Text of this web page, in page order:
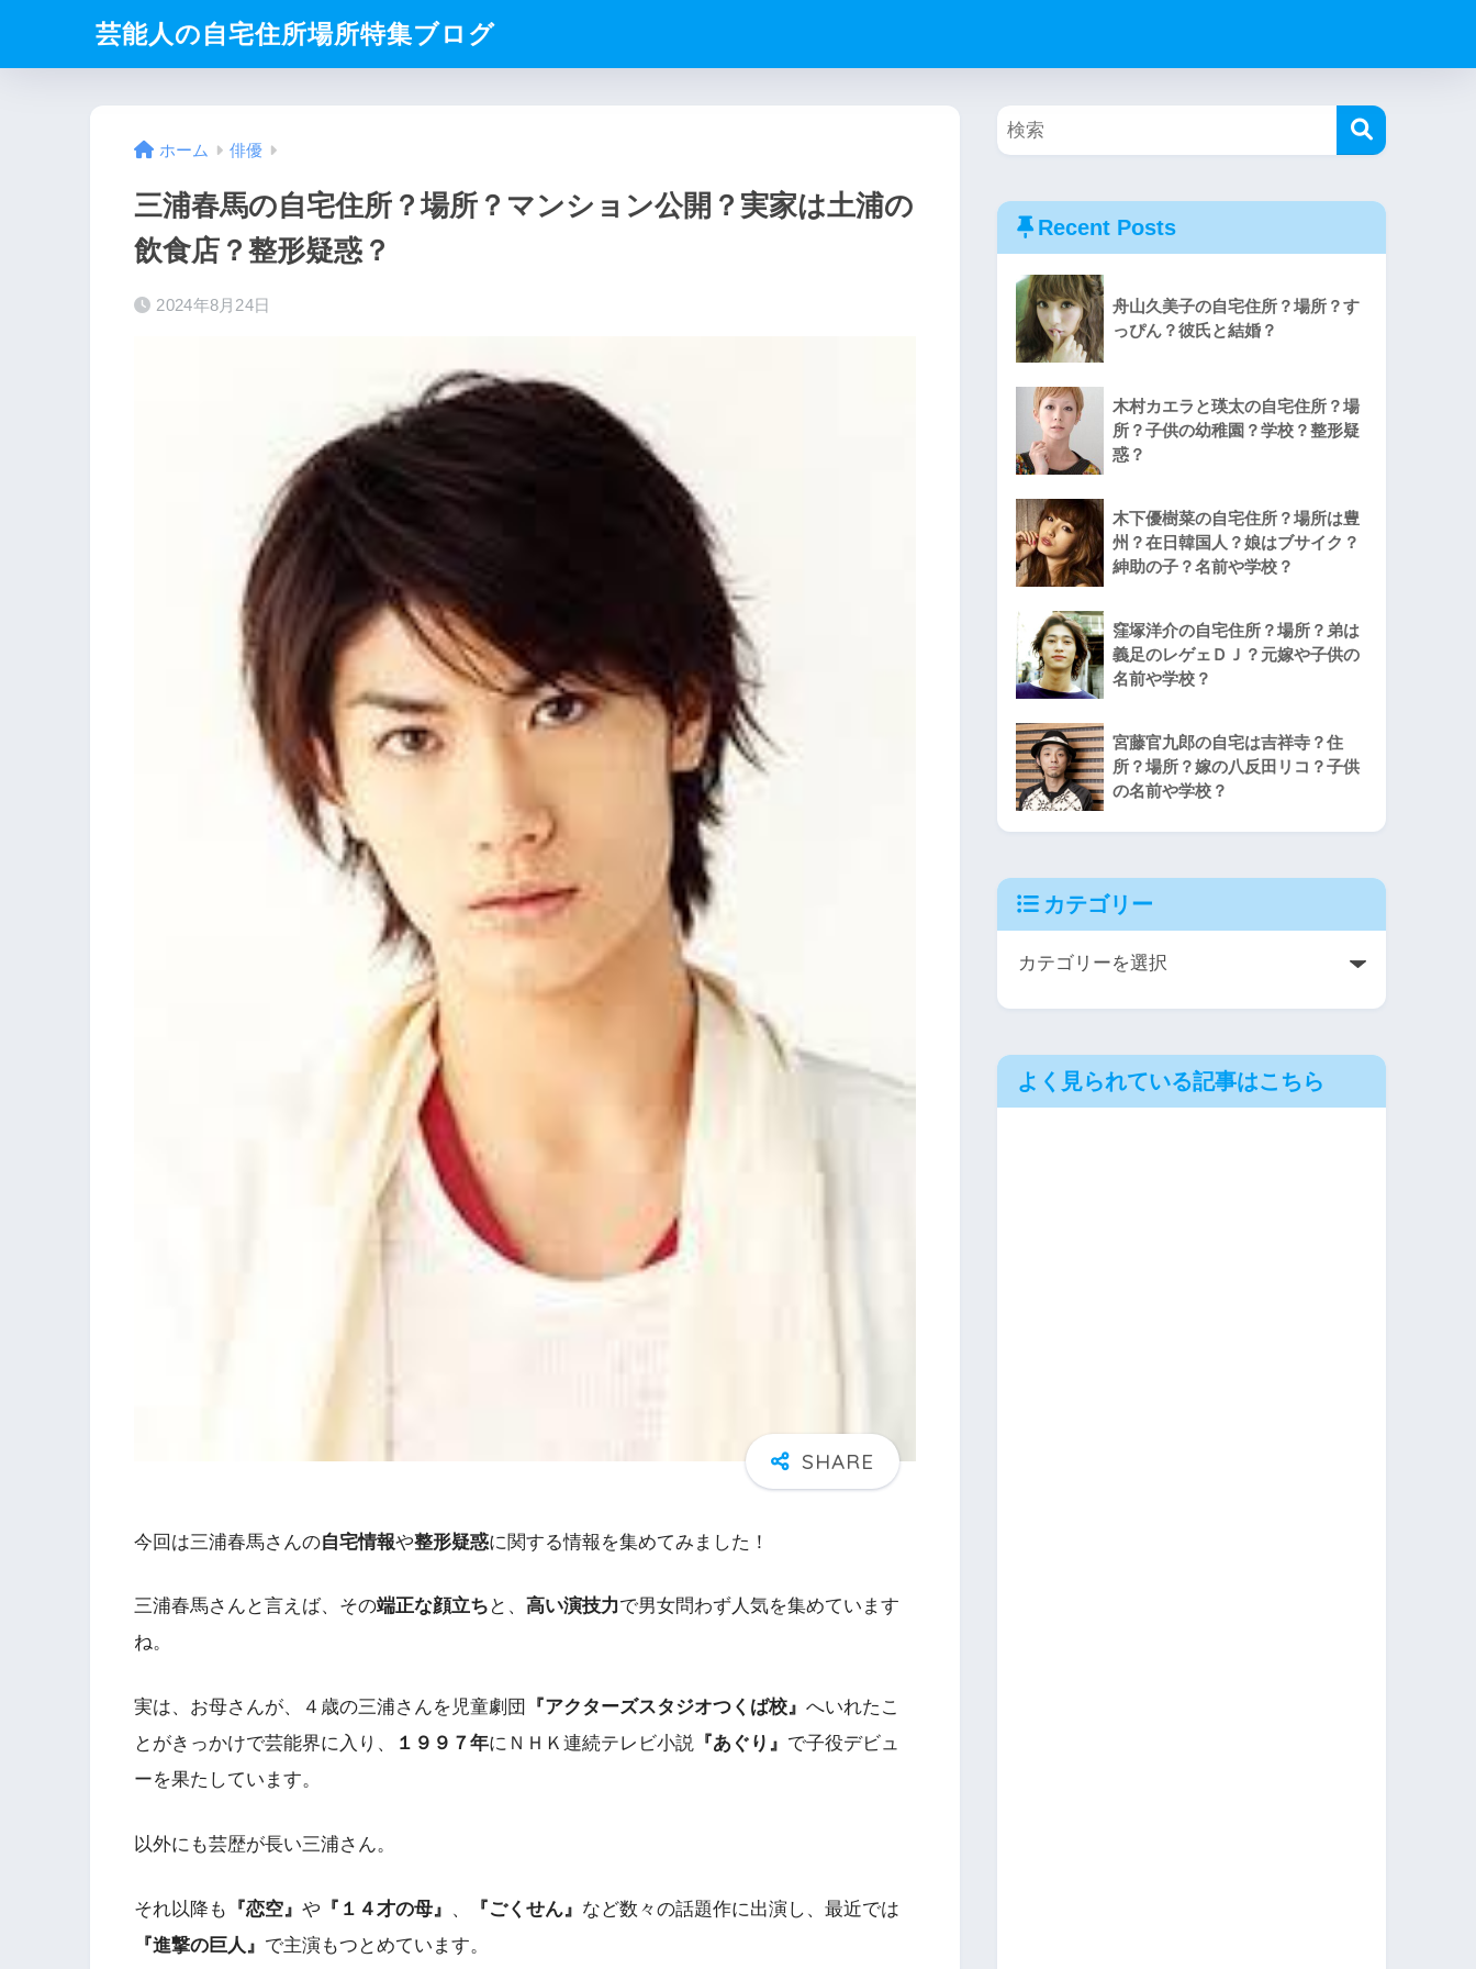
芸能人の自宅住所場所特集ブログ
ホーム 俳優
三浦春馬の自宅住所？場所？マンション公開？実家は土浦の
飲食店？整形疑惑？
2024年8月24日
今回は三浦春馬さんの自宅情報や整形疑惑に関する情報を集めてみました！
三浦春馬さんと言えば、その端正な顔立ち と、 高い演技力で男女問わず人気を集めています
ね。
実は、お母さんが、４歳の三浦さんを児童劇団 『アクターズスタジオつくば校』 へいれたこ
とがきっかけで芸能界に入り、
１９９７年にＮＨＫ連続テレビ小説 『あぐり』 で子役デビュ
ーを果たしています。
以外にも芸歴が長い三浦さん。
それ以降も 『恋空』 や 『１４才の母』 、 『ごくせん』 など数々の話題作に出演し、最近では
『進撃の巨人』 で主演もつとめています。
Recent Posts
舟山久美子の自宅住所？場所？す
っぴん？彼氏と結婚？
木村カエラと瑛太の自宅住所？場
所？子供の幼稚園？学校？整形疑
惑？
木下優樹菜の自宅住所？場所は豊
州？在日韓国人？娘はブサイク？
紳助の子？名前や学校？
窪塚洋介の自宅住所？場所？弟は
義足のレゲェＤＪ？元嫁や子供の
名前や学校？
宮藤官九郎の自宅は吉祥寺？住
所？場所？嫁の八反田リコ？子供
の名前や学校？
カテゴリー
よく見られている記事はこちら